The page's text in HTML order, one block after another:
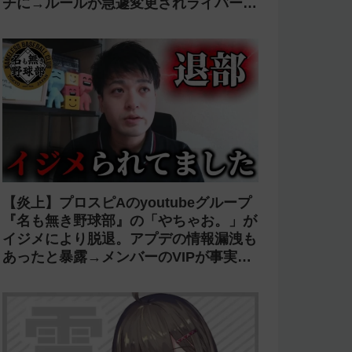
【炎上】プロスピAのyoutubeグループ
『名も無き野球部』の「やちゃお。」が
イジメにより脱退。アプデの情報漏洩も
あったと暴露→メンバーのVIPが事実無